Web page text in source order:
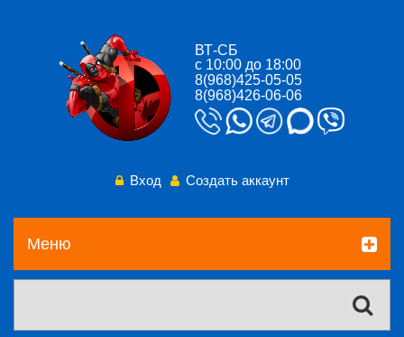
ВТ-СБ
с 10:00 до 18:00
8(968)425-05-05
8(968)426-06-06
Вход Создать аккаунт
Меню